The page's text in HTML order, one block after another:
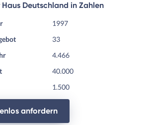
Deutschland in Zahlen
1997
33
4.466
40.000
1.500
anfordern